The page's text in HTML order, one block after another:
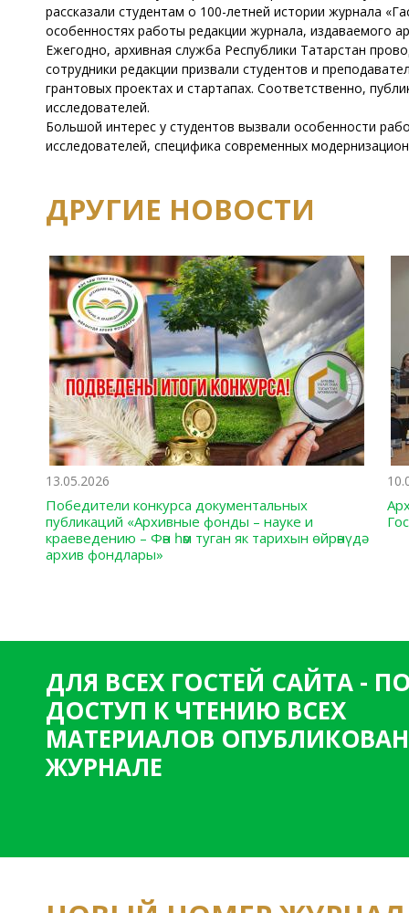
рассказали студентам о 100-летней истории журнала
особенностях работы редакции журнала, издаваемого
Ежегодно, архивная служба Республики Татарстан
сотрудники редакции призвали студентов и
грантовых проектах и стартапах. Соответственно,
исследователей.
Большой интерес у студентов вызвали особенности
исследователей, специфика современных
ДРУГИЕ НОВОСТИ
13.05.2026
Победители конкурса документальных
публикаций «Архивные фонды – науке и
краеведению – Фән һәм туган як тарихын өйрәнүдә
архив фондлары»
ДЛЯ ВСЕХ ГОСТЕЙ САЙТА -
ДОСТУП К ЧТЕНИЮ ВСЕХ
МАТЕРИАЛОВ
ЖУРНАЛЕ